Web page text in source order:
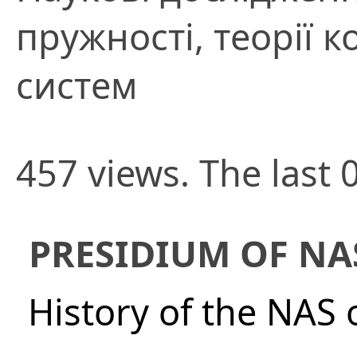
пружності, теорії
систем
457 views. The last
PRESIDIUM OF
History of the NAS